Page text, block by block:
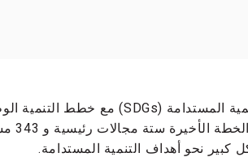
للفترة 2018-
كبير نحو أهداف التنمية المستدامة.